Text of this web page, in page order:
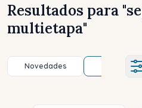
Resultados para "
multietapa"
Novedades Título (a-z)